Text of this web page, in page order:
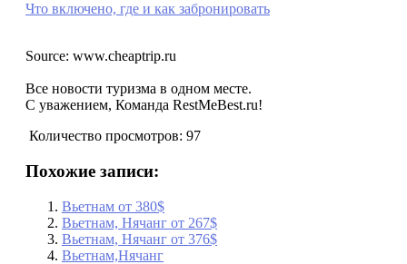
Что включено, где и как забронировать
Source: www.cheaptrip.ru
Все новости туризма в одном месте.
С уважением, Команда RestMeBest.ru!
Количество просмотров: 97
Похожие записи:
Вьетнам от 380$
Вьетнам, Нячанг от 267$
Вьетнам, Нячанг от 376$
Вьетнам,Нячанг